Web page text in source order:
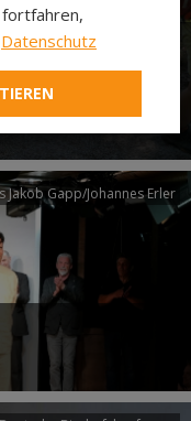
Jakob Gapp/Johannes Erler
fortfahren,
Datenschutz